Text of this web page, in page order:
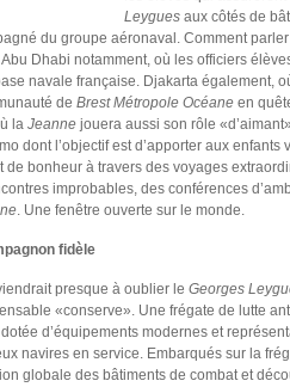
Leygues aux côtés de
du groupe aéronaval. Comment
Dhabi notamment, où les officiers
navale française. Djakarta également,
de Brest Métropole Océane en
la Jeanne jouera aussi son rôle
dont l’objectif est d’apporter aux
de bonheur à travers des voyages
improbables, des conférences
. Une fenêtre ouverte sur le monde.
fidèle
presque à oublier le Georges
«conserve». Une frégate de lutte
d’équipements modernes et
navires en service. Embarqués sur la
globale des bâtiments de combat et